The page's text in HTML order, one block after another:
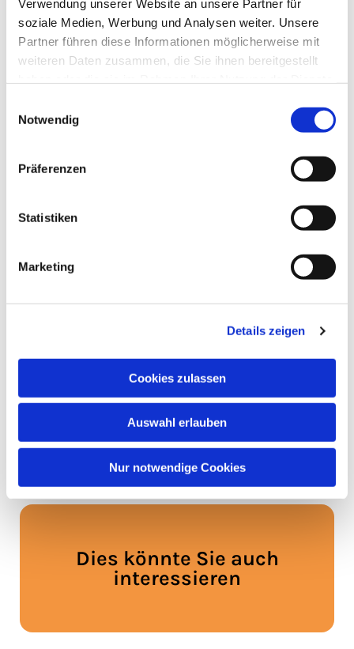
Verwendung unserer Website an unsere Partner für
soziale Medien, Werbung und Analysen weiter. Unsere
Partner führen diese Informationen möglicherweise mit
weiteren Daten zusammen, die Sie ihnen bereitgestellt
Notwendig
Präferenzen
Statistiken
Marketing
Details zeigen
Cookies zulassen
Auswahl erlauben
Nur notwendige Cookies
(Englisch/Deutsch)
22.01. Friedensgebet
29.01. Friedensgebet
12.02. Taizégebet
Herzliche Einladung an alle!
diese wertvolle Zeit mit euch zu teilen!
Dies könnte Sie auch
interessieren